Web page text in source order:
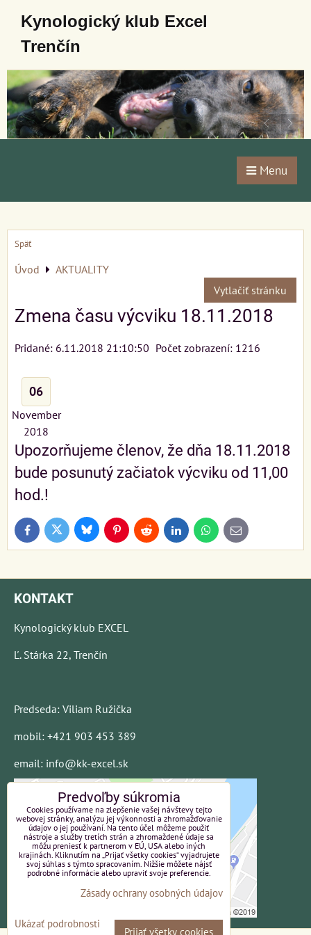
Kynologický klub Excel
Trenčín
Menu
Späť
Úvod
AKTUALITY
Vytlačiť stránku
Zmena času výcviku 18.11.2018
Pridané: 6.11.2018 21:10:50 Počet zobrazení: 1216
06
November
2018
Upozorňujeme členov, že dňa 18.11.2018
bude posunutý začiatok výcviku od 11,00
hod.!
FacebookTwitter BlueskyPinterestReddit LinkedInWhatsApp
E-
mail
KONTAKT
Kynologický klub EXCEL
Ľ. Stárka 22, Trenčín
Predseda: Viliam Ružička
mobil: +421 903 453 389
email: info@kk-excel.sk
Predvoľby súkromia
Cookies používame na zlepšenie vašej návštevy tejto
webovej stránky, analýzu jej výkonnosti a zhromažďovanie
údajov o jej používaní. Na tento účel môžeme použiť
nástroje a služby tretích strán a zhromaždené údaje sa
môžu preniesť k partnerom v EÚ, USA alebo iných
krajinách. Kliknutím na „Prijať všetky cookies“ vyjadrujete
svoj súhlas s týmto spracovaním. Nižšie môžete nájsť
podrobné informácie alebo upraviť svoje preferencie.
Zásady ochrany osobných údajov
Ukázať podrobnosti
Prijať všetky cookies